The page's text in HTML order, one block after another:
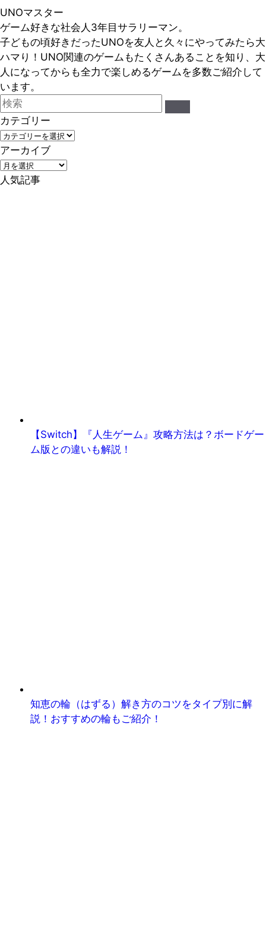
UNOマスター
ゲーム好きな社会人3年目サラリーマン。
子どもの頃好きだったUNOを友人と久々にやってみたら大
ハマり！UNO関連のゲームもたくさんあることを知り、大
人になってからも全力で楽しめるゲームを多数ご紹介して
います。
カテゴリー
カ
テ
ゴ
リ
アーカイブ
ア
ー人気記事
【Switch】『人生ゲーム』攻略方法は？ボードゲー
ム版との違いも解説！
知恵の輪（はずる）解き方のコツをタイプ別に解
説！おすすめの輪もご紹介！